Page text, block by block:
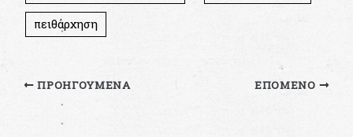
πειθάρχηση
ΠΡΟΗΓΟΎΜΕΝΑ ΕΠΌΜΕΝΟ